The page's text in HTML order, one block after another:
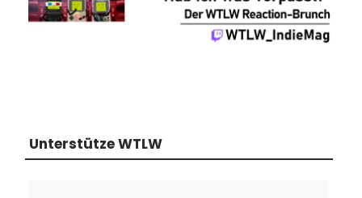
Unterstütze WTLW